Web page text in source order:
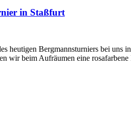
in Staßfurt
heutigen Bergmannsturniers bei
wir beim Aufräumen eine